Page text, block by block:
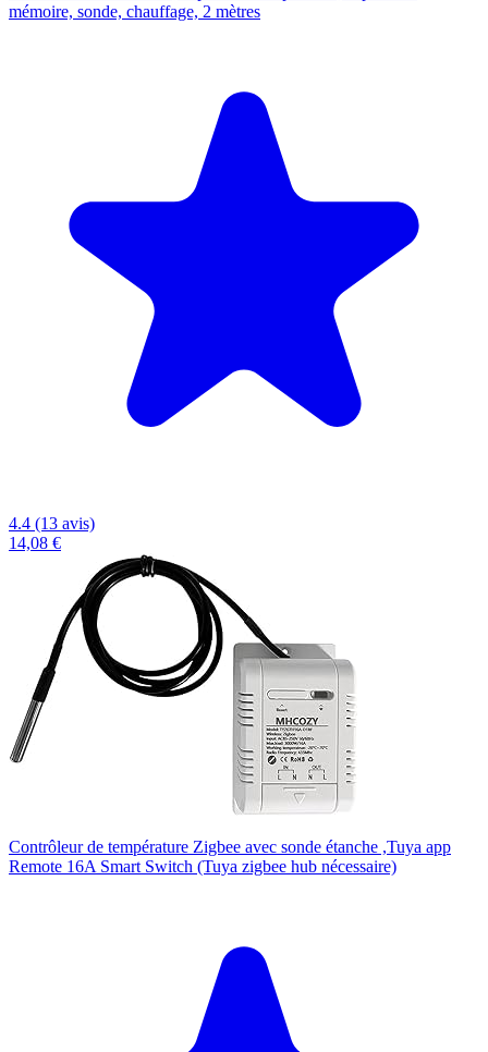
mémoire, sonde, chauffage, 2 mètres
4.4 (13 avis)
14,08 €
Contrôleur de température Zigbee avec sonde étanche ,Tuya app
Remote 16A Smart Switch (Tuya zigbee hub nécessaire)